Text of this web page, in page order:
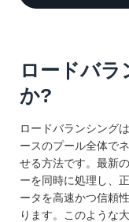
ロードバ
か?
ロードバランシング
ースのプール全体で
せる方法です。最新
ーを同時に処理し、
ータを高速かつ信頼
ります。このような